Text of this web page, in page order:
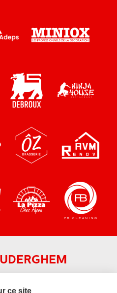
ce site